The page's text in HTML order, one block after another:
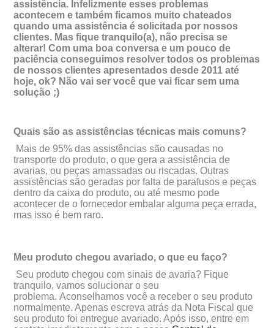
assistência. Infelizmente esses problemas
acontecem e também ficamos muito chateados
quando uma assistência é solicitada por nossos
clientes. Mas fique tranquilo(a), não precisa se
alterar! Com uma boa conversa e um pouco de
paciência conseguimos resolver todos os problemas
de nossos clientes apresentados desde 2011 até
hoje, ok? Não vai ser você que vai ficar sem uma
solução ;)
Quais são as assistências técnicas mais comuns?
Mais de 95% das assistências são causadas no
transporte do produto, o que gera a assistência de
avarias, ou peças amassadas ou riscadas. Outras
assistências são geradas por falta de parafusos e peças
dentro da caixa do produto, ou até mesmo pode
acontecer de o fornecedor embalar alguma peça errada,
mas isso é bem raro.
Meu produto chegou avariado, o que eu faço?
Seu produto chegou com sinais de avaria? Fique
tranquilo, vamos solucionar o seu
problema. Aconselhamos você a receber o seu produto
normalmente. Apenas escreva atrás da Nota Fiscal que
seu produto foi entregue avariado. Após isso, entre em